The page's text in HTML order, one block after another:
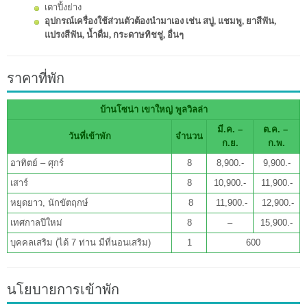
เตาปิ้งย่าง
อุปกรณ์เครื่องใช้ส่วนตัวต้องนำมาเอง เช่น สบู่, แชมพู, ยาสีฟัน,
แปรงสีฟัน, น้ำดื่ม, กระดาษทิชชู่, อื่นๆ
ราคาที่พัก
บ้านโซน่า เขาใหญ่ พูลวิลล่า
วันที่เข้าพัก จำนวน
มี.ค. –
ก.ย.
ต.ค. –
ก.พ.
อาทิตย์ – ศุกร์
8 8,900.-
9,900.-
เสาร์
8 10,900.-
11,900.-
หยุดยาว, นักขัตฤกษ์
8 11,900.-
12,900.-
เทศกาลปีใหม่
8 –
15,900.-
บุคคลเสริม (ได้ 7 ท่าน มีที่นอนเสริม)
1 600
นโยบายการเข้าพัก